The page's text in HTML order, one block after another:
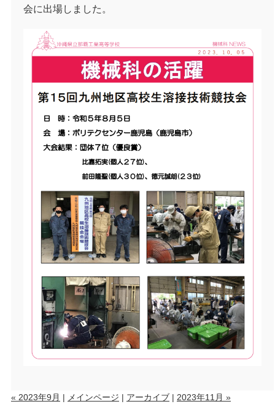
会に出場しました。
« 2023年9月 | メインページ | アーカイブ | 2023年11月 »